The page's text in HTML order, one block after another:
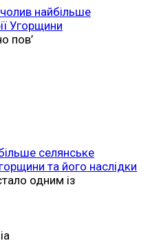
найбільше
Угорщини
пов’
селянське
та його наслідки
одним із